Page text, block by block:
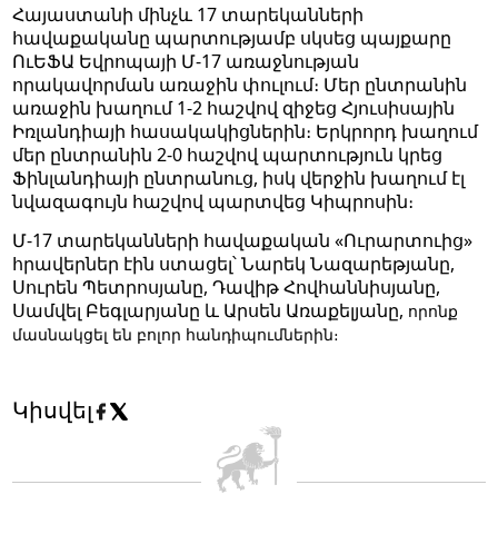
Հայաստանի մինչև 17 տարեկանների
հավաքականը պարտությամբ սկսեց պայքարը
ՈւԵՖԱ Եվրոպայի Մ-17 առաջնության
որակավորման առաջին փուլում։ Մեր ընտրանին
առաջին խաղում 1-2 հաշվով զիջեց Հյուսիսային
Իռլանդիայի հասակակիցներին։ Երկրորդ խաղում
մեր ընտրանին 2-0 հաշվով պարտություն կրեց
Ֆինլանդիայի ընտրանուց, իսկ վերջին խաղում էլ
նվազագույն հաշվով պարտվեց Կիպրոսին։
Մ-17 տարեկանների հավաքական «Ուրարտուից»
հրավերներ էին ստացել՝ Նարեկ Նազարեթյանը,
Սուրեն Պետրոսյանը, Դավիթ Հովհաննիսյանը,
Սամվել Բեգլարյանը և Արսեն Առաքելյանը, որոնք
մասնակցել են բոլոր հանդիպումներին։
Կիսվել